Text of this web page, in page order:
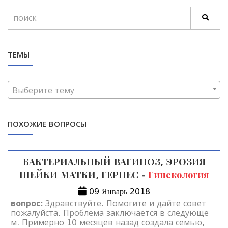
ТЕМЫ
Выберите тему
ПОХОЖИЕ ВОПРОСЫ
БАКТЕРИАЛЬНЫЙ ВАГИНОЗ, ЭРОЗИЯ
ШЕЙКИ МАТКИ, ГЕРПЕС - Гинекология
09 Январь 2018
вопрос: Здравствуйте. Помогите и дайте совет
пожалуйста. Проблема заключается в следующе
м. Примерно 10 месяцев назад создала семью,